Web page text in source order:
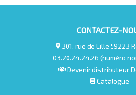
CONTACTEZ-
301, rue de Lille 59223
03.20.24.24.26 (numéro
Devenir distributeur
Catalogue